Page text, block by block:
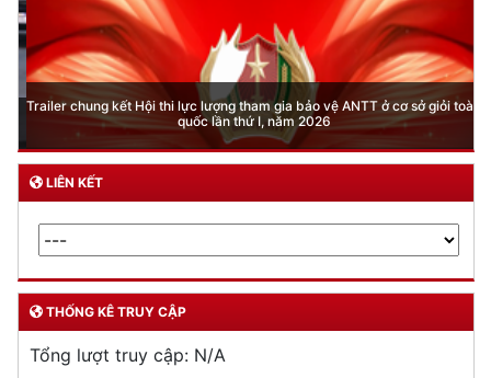
Trailer chung kết Hội thi lực lượng tham gia bảo vệ ANTT ở cơ sở giỏi toàn
quốc lần thứ I, năm 2026
LIÊN KẾT
THỐNG KÊ TRUY CẬP
Tổng lượt truy cập: N/A